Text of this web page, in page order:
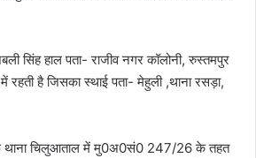
सिंह हाल पता- राजीव नगर कॉलोनी, रुस्तमपुर
रहती है जिसका स्थाई पता- मेहुली ,थाना रसड़ा,
थाना चिलुआताल में मु0अ0सं0 247/26 के तहत